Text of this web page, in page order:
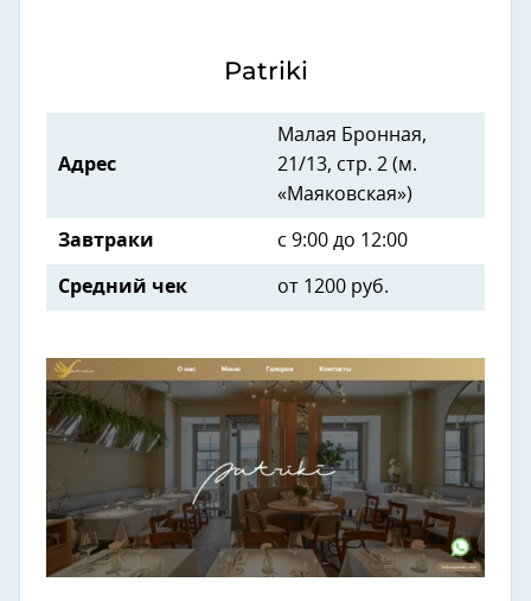
Patriki
Адрес
Малая Бронная,
21/13, стр. 2 (м.
«Маяковская»)
Завтраки с 9:00 до 12:00
Средний чек от 1200 руб.